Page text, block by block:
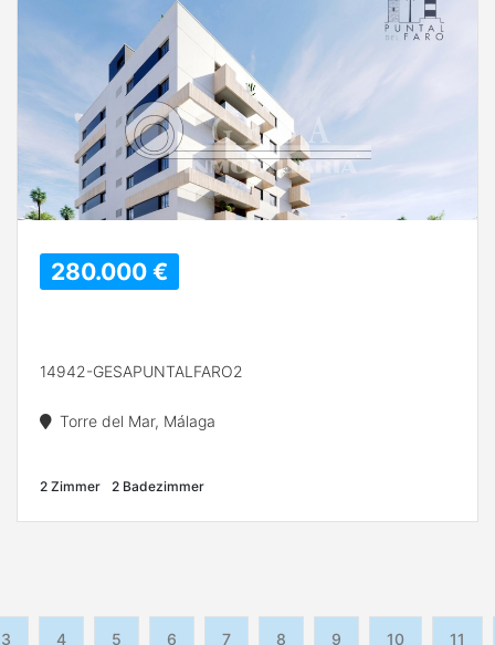
280.000 €
14942-GESAPUNTALFARO2
Torre del Mar, Málaga
2 Zimmer 2 Badezimmer
3 4 5 6 7 8 9 10 11